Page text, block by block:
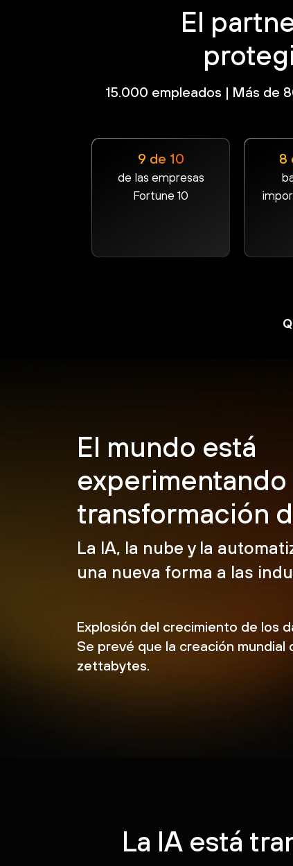
El
15.000 empleados | Más de
9 de 10
de las empresas
Fortune 10
8
El mundo está
experimentando
transformación
La IA, la nube y la
una nueva forma a las
Explosión del crecimiento de los
Se prevé que la creación mundial
zettabytes.
La IA está